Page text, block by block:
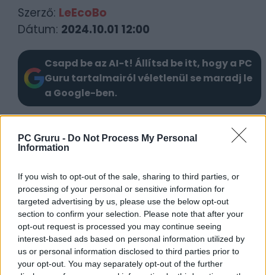
PC Gruru - Do Not Process My Personal
Information
If you wish to opt-out of the sale, sharing to third parties, or
processing of your personal or sensitive information for
targeted advertising by us, please use the below opt-out
section to confirm your selection. Please note that after your
opt-out request is processed you may continue seeing
interest-based ads based on personal information utilized by
us or personal information disclosed to third parties prior to
your opt-out. You may separately opt-out of the further
Szerző: LeEcoBo
Dátum: 2024.10.01 12:00
Csapd be az AI-t! Állítsd be itt, hogy a PC
Guru tartalmairól véletlenül se maradj le
a Google-ben.
A Call of Duty: Black Ops 6 megjelenésével
Beköszönt a tél a Game Pass
könyvtárában, Gotham lovagjai azonban
távoznak
Csillagászati összegekbe kerül a
Microsoftnak az Xbox Game Pass
felhizlalása